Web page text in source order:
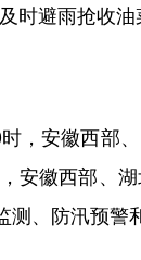
避雨抢收油
安徽西部
安徽西部、
、防汛预警